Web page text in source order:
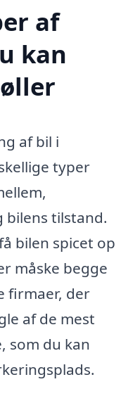
af
kan
af bil i
typer
tilstand.
bilen spicet op
måske begge
firmaer, der
af de mest
som du kan